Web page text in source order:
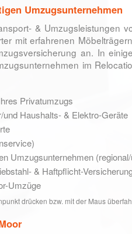
Umzugsunternehmen
& Umzugsleistungen
mit erfahrenen
an. In
im
Privatumzugs
Haushalts- & Elektro-Geräte
Umzugsunternehmen
& Haftpflicht-
Umzüge
drücken bzw. mit der Maus